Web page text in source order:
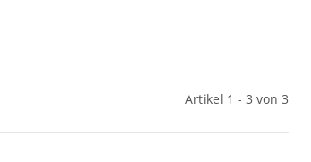
Artikel 1 - 3 von 3